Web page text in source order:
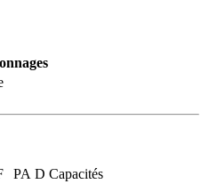
PA D Capacités